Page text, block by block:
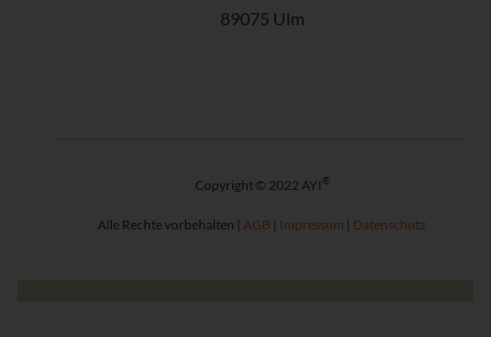
89075 Ulm
Copyright © 2022 AYI ®
Alle Rechte vorbehalten | AGB | Impressum | Datenschutz